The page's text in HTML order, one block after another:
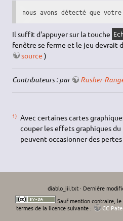
nous avons détecté que
Il suffit d'appuyer sur la touche
fenêtre se ferme et le jeu devrait
source )
Contributeurs : par Rusher-
1) Avec certaines cartes
couper les effets graphiques
peuvent occasionner des
diablo_iii.txt· Dernière
Sauf mention contraire,
termes de la licence suivante :
CC